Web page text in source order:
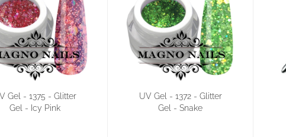
Gel - 1375 - Glitter
Gel - Icy Pink
UV Gel - 1372 - Glitter
Gel - Snake